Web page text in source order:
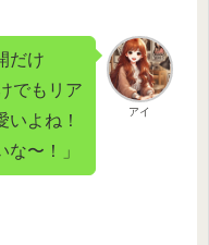
アイ
だけ
でもリア
いよね！
〜！」